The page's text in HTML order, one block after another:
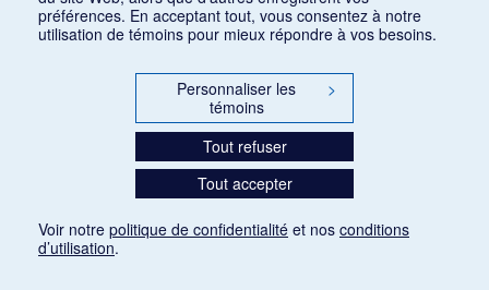
préférences. En acceptant tout, vous consentez à notre
utilisation de témoins pour mieux répondre à vos besoins.
Personnaliser les
témoins
>
Tout refuser
Tout accepter
Voir notre politique de confidentialité et nos conditions
d’utilisation.